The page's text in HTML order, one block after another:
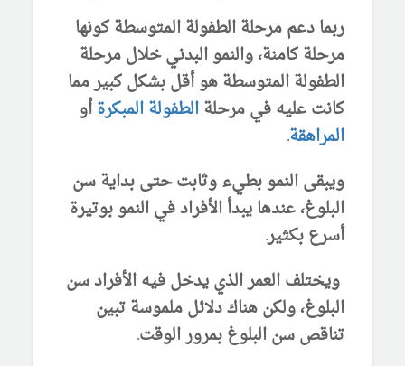
ربما دعم مرحلة الطفولة المتوسطة كونها
مرحلة كامنة، والنمو البدني خلال مرحلة
الطفولة المتوسطة هو أقل بشكل كبير مما
كانت عليه في مرحلةالطفولة المبكرةأو
المراهقة.
ويبقى النمو بطيء وثابت حتى بداية سن
البلوغ، عندها يبدأ الأفراد في النمو بوتيرة
أسرع بكثير.
ويختلف العمر الذي يدخل فيه الأفراد سن
البلوغ، ولكن هناك دلائل ملموسة تبين
تناقص سن البلوغ بمرور الوقت.